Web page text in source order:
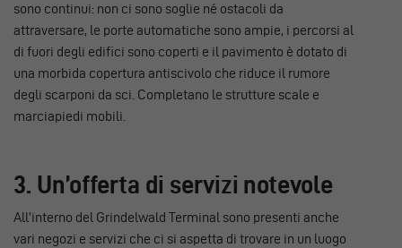
sono continui: non ci sono soglie né ostacoli da
attraversare, le porte automatiche sono ampie, i percorsi al
di fuori degli edifici sono coperti e il pavimento è dotato di
una morbida copertura antiscivolo che riduce il rumore
degli scarponi da sci. Completano le strutture scale e
marciapiedi mobili.
3. Un’offerta di servizi notevole
All’interno del Grindelwald Terminal sono presenti anche
vari negozi e servizi che ci si aspetta di trovare in un luogo